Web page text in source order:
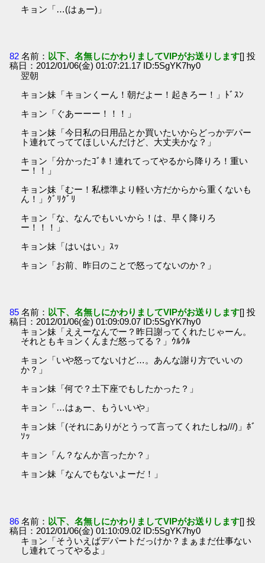
キョン「…(はぁー)」
82 名前： 以下、名無しにかわりましてVIPがお送りします[] 投
稿日：2012/01/06(金) 01:07:21.17 ID:5SgYK7hy0
翌朝
キョン妹「キョンくーん！朝だよー！起きろー！」ﾄﾞｽﾝ
キョン「ぐあーーー！！！」
キョン妹「今日私の日用品とか買いたいからどっかデパー
ト連れてっててほしいんだけど、大丈夫かな？」
キョン「分かったｺﾞﾎ！連れてってやるから降りろ！重い
ー！！」
キョン妹「むー！私標準より軽い方だからから重くないも
ん！」ｸﾞﾘｸﾞﾘ
キョン「な、なんでもいいから！は、早く降りろ
ー！！！」
キョン妹「はいはい」ｽｯ
キョン「お前、昨日のことで怒ってないのか？」
85 名前： 以下、名無しにかわりましてVIPがお送りします[] 投
稿日：2012/01/06(金) 01:09:09.07 ID:5SgYK7hy0
キョン妹「ええーなんでー？昨日謝ってくれたじゃーん。
それともキョンくんまだ怒ってる？」ｳﾙｳﾙ
キョン「いや怒ってないけど…。あんな謝り方でいいの
か？」
キョン妹「何で？土下座でもしたかった？」
キョン「…はぁー、もういいや」
キョン妹「(それにありがとうって言ってくれたしね///)」ﾎﾞ
ｿｯ
キョン「ん？なんか言ったか？」
キョン妹「なんでもないよーだ！」
86 名前： 以下、名無しにかわりましてVIPがお送りします[] 投
稿日：2012/01/06(金) 01:10:09.02 ID:5SgYK7hy0
キョン「そういえばデパートだっけか？まぁまだ仕事ない
し連れてってやるよ」